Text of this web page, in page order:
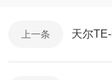
上一条